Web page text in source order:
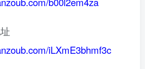
iLXmE3bhmf3c